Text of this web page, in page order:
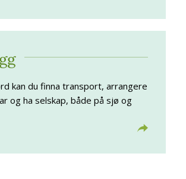
kan du finna transport, arrangere
og ha selskap, både på sjø og